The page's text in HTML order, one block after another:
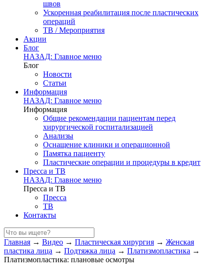
швов
Ускоренная реабилитация после пластических
операций
ТВ / Мероприятия
Акции
Блог
НАЗАД: Главное меню
Блог
Новости
Статьи
Информация
НАЗАД: Главное меню
Информация
Общие рекомендации пациентам перед
хирургической госпитализацией
Анализы
Оснащение клиники и операционной
Памятка пациенту
Пластические операции и процедуры в кредит
Пресса и ТВ
НАЗАД: Главное меню
Пресса и ТВ
Пресса
ТВ
Контакты
Главная → Видео → Пластическая хирургия → Женская
пластика лица → Подтяжка лица → Платизмопластика →
Платизмопластика: плановые осмотры